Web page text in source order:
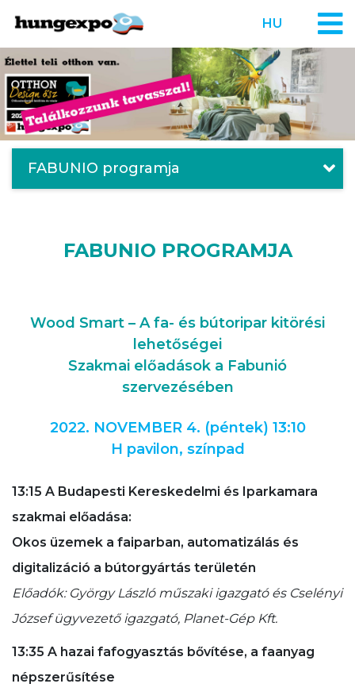
HU
FABUNIO programja
FABUNIO PROGRAMJA
Wood Smart – A fa- és bútoripar kitörési
lehetőségei
Szakmai előadások a Fabunió
szervezésében
2022. NOVEMBER 4. (péntek) 13:10
H pavilon, színpad
13:15 A Budapesti Kereskedelmi és Iparkamara
szakmai előadása:
Okos üzemek a faiparban, automatizálás és
digitalizáció a bútorgyártás területén
Előadók: György László műszaki igazgató és Cselényi
József ügyvezető igazgató, Planet-Gép Kft.
13:35 A hazai fafogyasztás bővítése, a faanyag
népszerűsítése